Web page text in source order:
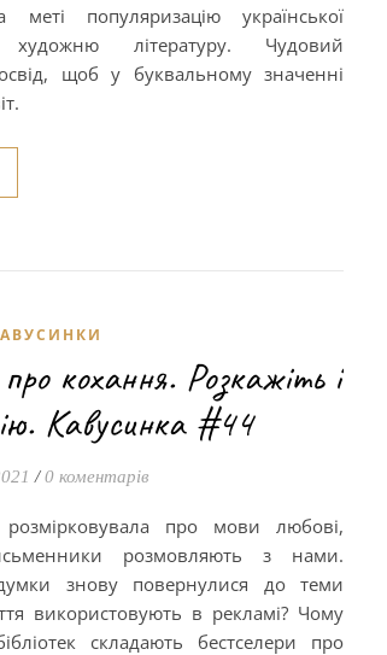
меті популяризацію української
літературу. Чудовий
щоб у буквальному значенні
кохання. Розкажіть і
Кавусинка #44
/ 0 коментарів
про мови любові,
розмовляють з нами.
знову повернулися до теми
використовують в рекламі? Чому
складають бестселери про